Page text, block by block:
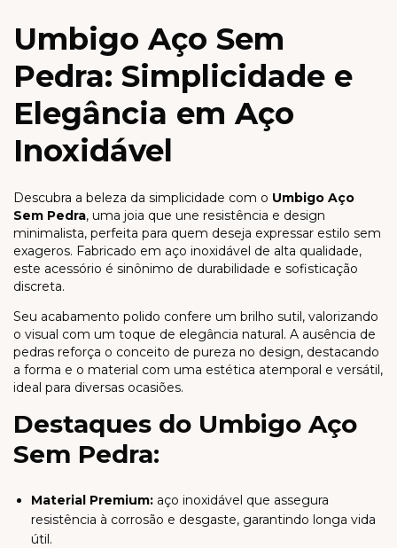
Umbigo Aço Sem
Pedra: Simplicidade e
Elegância em Aço
Inoxidável
Descubra a beleza da simplicidade com o Umbigo Aço
Sem Pedra, uma joia que une resistência e design
minimalista, perfeita para quem deseja expressar estilo sem
exageros. Fabricado em aço inoxidável de alta qualidade,
este acessório é sinônimo de durabilidade e sofisticação
discreta.
Seu acabamento polido confere um brilho sutil, valorizando
o visual com um toque de elegância natural. A ausência de
pedras reforça o conceito de pureza no design, destacando
a forma e o material com uma estética atemporal e versátil,
ideal para diversas ocasiões.
Destaques do Umbigo Aço
Sem Pedra:
Material Premium: aço inoxidável que assegura
resistência à corrosão e desgaste, garantindo longa vida
útil.